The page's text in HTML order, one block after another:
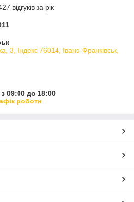
відгуків за рік
3, Індекс 76014, Івано-Франківськ,
09:00 до 18:00
роботи